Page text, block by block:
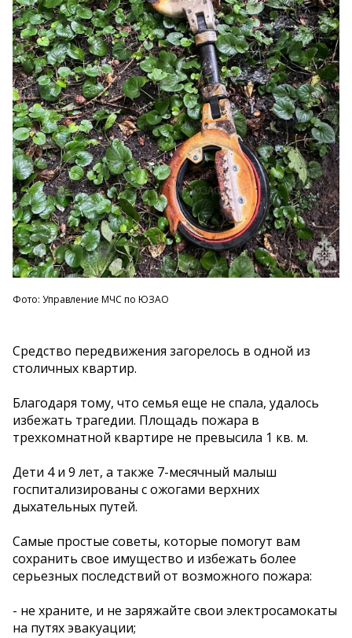
Фото: Управление МЧС по ЮЗАО
Средство передвижения загорелось в одной из
столичных квартир.
Благодаря тому, что семья еще не спала, удалось
избежать трагедии. Площадь пожара в
трехкомнатной квартире не превысила 1 кв. м.
Дети 4 и 9 лет, а также 7-месячный малыш
госпитализированы с ожогами верхних
дыхательных путей.
Самые простые советы, которые помогут вам
сохранить свое имущество и избежать более
серьезных последствий от возможного пожара:
- не храните, и не заряжайте свои электросамокаты
на путях эвакуации;